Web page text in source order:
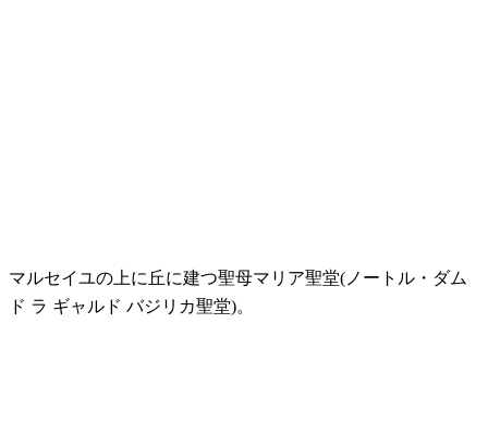
マルセイユの上に丘に建つ聖母マリア聖堂(ノートル・ダム
ド ラ ギャルド バジリカ聖堂)。